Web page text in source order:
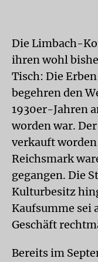
Die Limbach-
ihren wohl
Tisch: Die
begehren den
1930er-Jahren
worden war.
verkauft
Reichsmark
gegangen. Die
Kulturbesitz
Kaufsumme sei
Geschäft
Bereits im